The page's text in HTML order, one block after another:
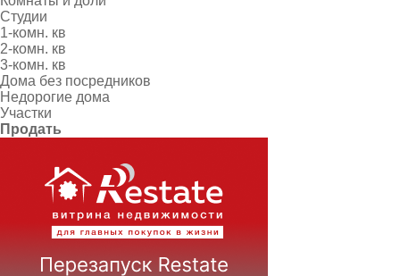
Студии
1-комн. кв
2-комн. кв
3-комн. кв
Дома без посредников
Недорогие дома
Участки
Продать